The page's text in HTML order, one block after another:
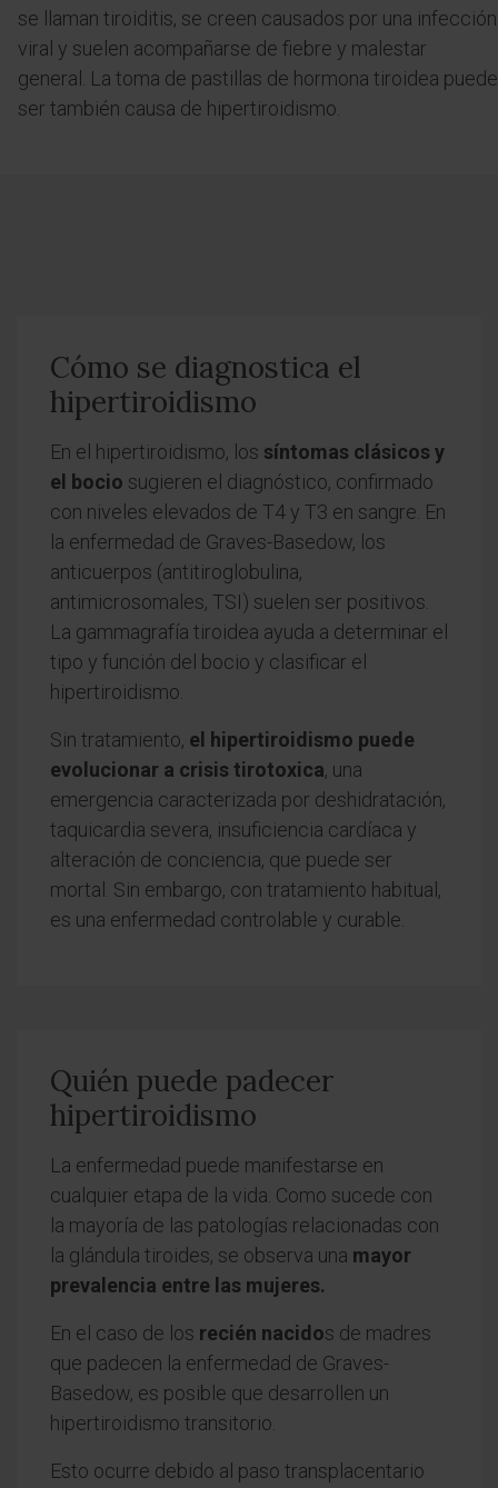
se llaman tiroiditis, se creen causados por una infección
viral y suelen acompañarse de fiebre y malestar
general. La toma de pastillas de hormona tiroidea puede
ser también causa de hipertiroidismo.
Cómo se diagnostica el
hipertiroidismo
En el hipertiroidismo, los síntomas clásicos y
el bocio sugieren el diagnóstico, confirmado
con niveles elevados de T4 y T3 en sangre. En
la enfermedad de Graves-Basedow, los
anticuerpos (antitiroglobulina,
antimicrosomales, TSI) suelen ser positivos.
La gammagrafía tiroidea ayuda a determinar el
tipo y función del bocio y clasificar el
hipertiroidismo.
Sin tratamiento, el hipertiroidismo puede
evolucionar a crisis tirotoxica, una
emergencia caracterizada por deshidratación,
taquicardia severa, insuficiencia cardíaca y
alteración de conciencia, que puede ser
mortal. Sin embargo, con tratamiento habitual,
es una enfermedad controlable y curable.
Quién puede padecer
hipertiroidismo
La enfermedad puede manifestarse en
cualquier etapa de la vida. Como sucede con
la mayoría de las patologías relacionadas con
la glándula tiroides, se observa una mayor
prevalencia entre las mujeres.
En el caso de los recién nacidos de madres
que padecen la enfermedad de Graves-
Basedow, es posible que desarrollen un
hipertiroidismo transitorio.
Esto ocurre debido al paso transplacentario